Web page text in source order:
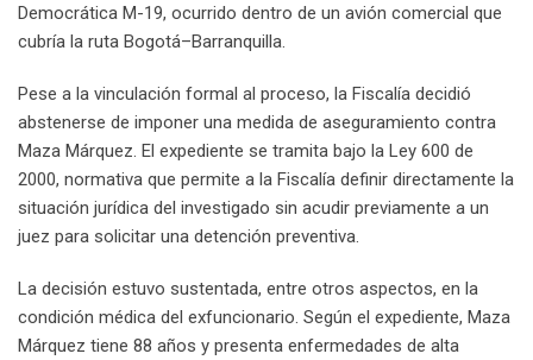
Democrática M-19, ocurrido dentro de un avión comercial que
cubría la ruta Bogotá–Barranquilla.
Pese a la vinculación formal al proceso, la Fiscalía decidió
abstenerse de imponer una medida de aseguramiento contra
Maza Márquez. El expediente se tramita bajo la Ley 600 de
2000, normativa que permite a la Fiscalía definir directamente la
situación jurídica del investigado sin acudir previamente a un
juez para solicitar una detención preventiva.
La decisión estuvo sustentada, entre otros aspectos, en la
condición médica del exfuncionario. Según el expediente, Maza
Márquez tiene 88 años y presenta enfermedades de alta